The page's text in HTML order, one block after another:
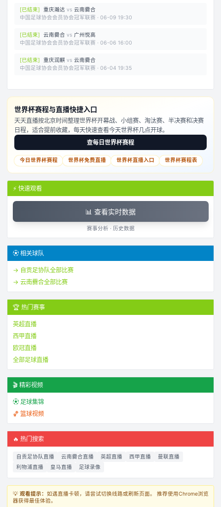
[已结束] 重庆瀚达 vs 云南爨合
中国足球协会会员协会冠军联赛 · 06-09 19:30
[已结束] 云南爨合 vs 广州悦高
中国足球协会会员协会冠军联赛 · 06-06 16:00
[已结束] 重庆润麒 vs 云南爨合
中国足球协会会员协会冠军联赛 · 06-04 19:35
世界杯赛程与直播快捷入口
天天直播按北京时间整理世界杯开幕战、小组赛、淘汰赛、半决赛和决赛
日程，适合提前收藏，每天快速查看今天世界杯几点开球。
查每日世界杯赛程
今日世界杯赛程 世界杯免费直播 世界杯直播入口 世界杯赛程表
⚡ 快速观看
📊 查看实时数据
赛事分析 · 历史数据
⚽ 相关球队
→ 自贡足协队全部比赛
→ 云南爨合全部比赛
🏆 热门赛事
英超直播
西甲直播
欧冠直播
全部足球直播
🎬 精彩视频
⚽ 足球集锦
🏀 篮球视频
🔥 热门搜索
自贡足协队直播 云南爨合直播 英超直播 西甲直播
曼联直播
利物浦直播
皇马直播 足球录像
💡 观看提示： 如遇直播卡顿，请尝试切换线路或刷新页面。 推荐使用Chrome浏览
器获得最佳体验。